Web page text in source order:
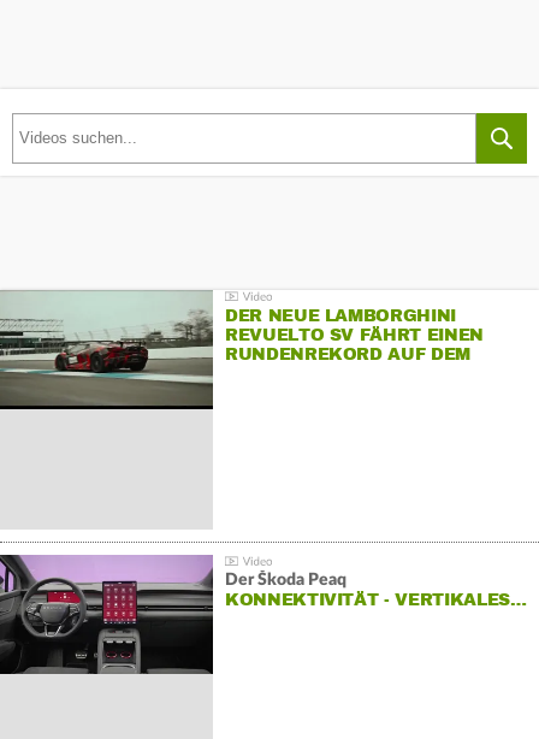
DER NEUE LAMBORGHINI
REVUELTO SV FÄHRT EINEN
RUNDENREKORD AUF DEM
Der Škoda Peaq
KONNEKTIVITÄT - VERTIKALES…